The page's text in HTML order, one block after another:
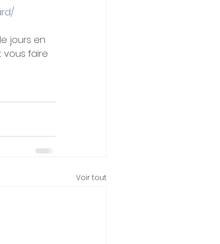
jours en
vous faire
Voir tout